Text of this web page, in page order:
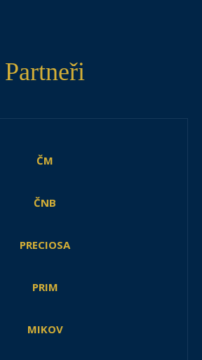
Partneři
ČM
ČNB
PRECIOSA
PRIM
MIKOV